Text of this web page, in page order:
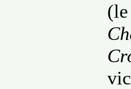
(le